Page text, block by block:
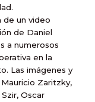
de un video
de Daniel
a numerosos
en la
Las imágenes y
Mauricio Zaritzky,
Oscar